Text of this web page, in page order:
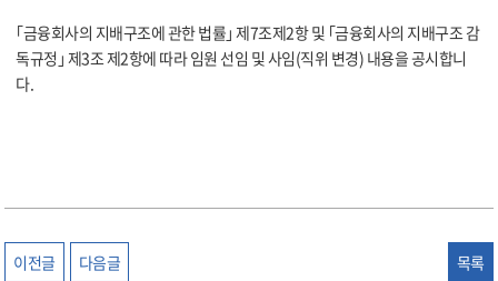
｢금융회사의 지배구조에 관한 법률｣ 제7조제2항 및 ｢금융회사의 지배구조 감
독규정｣ 제3조 제2항에 따라 임원 선임 및 사임(직위 변경) 내용을 공시합니
다.
이전글 다음글 목록